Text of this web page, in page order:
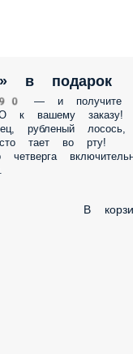
в подарок
— и получите
к вашему
рубленый лосось,
тает во рту!
В